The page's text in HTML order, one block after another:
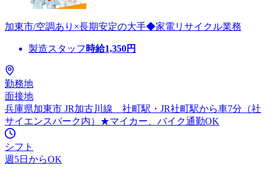
加東市/空調あり×長期安定の大手◆家電リサイクル業務
製造スタッフ 時給1,350円
勤務地
面接地
兵庫県加東市 JR加古川線 社町駅・JR社町駅から車7分（社
サイエンスパーク内）★マイカー、バイク通勤OK
シフト
週5日からOK